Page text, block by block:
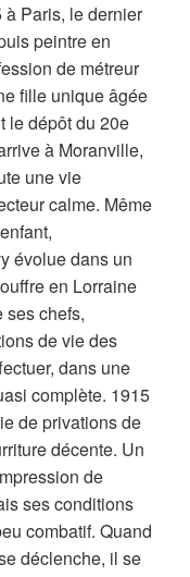
à Paris, le dernier
peintre en
de métreur
fille unique âgée
le dépôt du 20e
à Moranville,
une vie
calme. Même
évolue dans un
en Lorraine
ses chefs,
de vie des
dans une
complète. 1915
de privations de
décente. Un
de
ses conditions
combatif. Quand
déclenche, il se